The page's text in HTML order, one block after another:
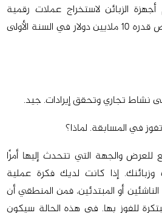
الزبائن لاستخراج عملات رقمية
بحيث يتم تحقيق ربح خالص قدره 10 ملايين دولار في السنة الأولى
نشاط تجاري وتحقق إيرادات. جيد.
في المسابقة. لماذا؟
للعرض والجهة التي تتحدث إليها أمرًا
إذا كانت لديك فكرة عملية
أو المبتدئين، فمن المنطقي أن
للفوز بها. في هذه الحالة سيكون